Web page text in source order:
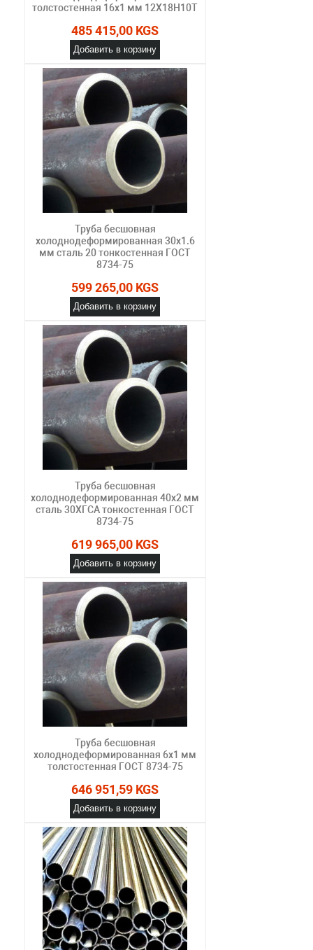
толстостенная 16х1 мм 12Х18Н10Т
485 415,00 KGS
Добавить в корзину
Труба бесшовная
холоднодеформированная 30х1.6
мм сталь 20 тонкостенная ГОСТ
8734-75
599 265,00 KGS
Добавить в корзину
Труба бесшовная
холоднодеформированная 40х2 мм
сталь 30ХГСА тонкостенная ГОСТ
8734-75
619 965,00 KGS
Добавить в корзину
Труба бесшовная
холоднодеформированная 6х1 мм
толстостенная ГОСТ 8734-75
646 951,59 KGS
Добавить в корзину